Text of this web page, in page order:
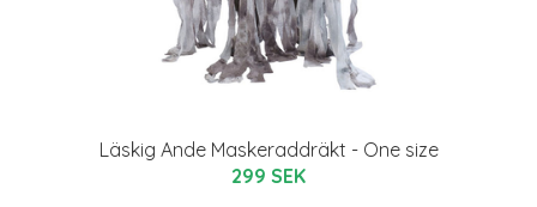
Läskig Ande Maskeraddräkt - One size
299 SEK